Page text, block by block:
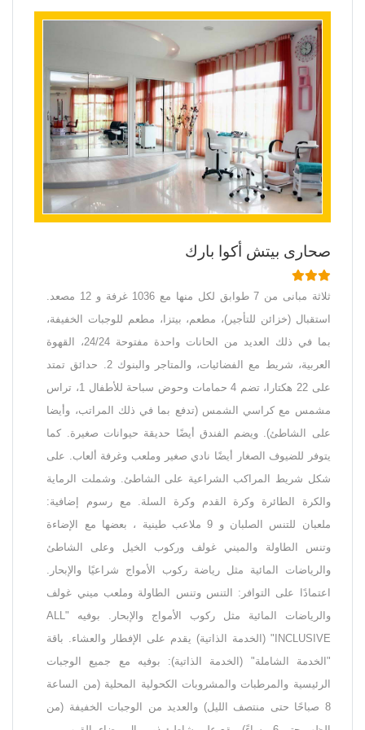
صحارى بيتش أكوا بارك
ثلاثة مبانى من 7 طوابق لكل منها مع 1036 غرفة و 12 مصعد.
استقبال (خزائن للتأجير)، مطعم، بيتزا، مطعم للوجبات الخفيفة،
بما في ذلك العديد من الحانات واحدة مفتوحة 24/24، القهوة
العربية، شريط مع الفضائيات، والمتاجر والبنوك 2. حدائق تمتد
على 22 هكتارا، تضم 4 حمامات وحوض سباحة للأطفال 1، تراس
مشمس مع كراسي الشمس (تدفع بما في ذلك المراتب، وأيضا
على الشاطئ). ويضم الفندق أيضًا حديقة حيوانات صغيرة. كما
يتوفر للضيوف الصغار أيضًا نادي صغير وملعب وغرفة ألعاب. على
شكل شريط المراكب الشراعية على الشاطئ. وشملت الرماية
والكرة الطائرة وكرة القدم وكرة السلة. مع رسوم إضافية:
ملعبان للتنس الصلبان و 9 ملاعب طينية ، بعضها مع الإضاءة
وتنس الطاولة والميني غولف وركوب الخيل وعلى الشاطئ
والرياضات المائية مثل رياضة ركوب الأمواج شراعيًا والإبحار.
اعتمادًا على التوافر: التنس وتنس الطاولة وملعب ميني غولف
والرياضات المائية مثل ركوب الأمواج والإبحار. بوفيه "ALL
INCLUSIVE" (الخدمة الذاتية) يقدم على الإفطار والعشاء. باقة
"الخدمة الشاملة" (الخدمة الذاتية): بوفيه مع جميع الوجبات
الرئيسية والمرطبات والمشروبات الكحولية المحلية (من الساعة
8 صباحًا حتى منتصف الليل) والعديد من الوجبات الخفيفة (من